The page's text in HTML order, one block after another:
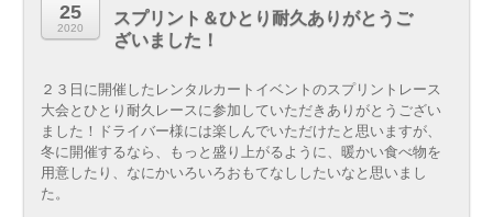
25
2020
スプリント＆ひとり耐久ありがとうご
ざいました！
２３日に開催したレンタルカートイベントのスプリントレース
大会とひとり耐久レースに参加していただきありがとうござい
ました！ドライバー様には楽しんでいただけたと思いますが、
冬に開催するなら、もっと盛り上がるように、暖かい食べ物を
用意したり、なにかいろいろおもてなししたいなと思いまし
た。